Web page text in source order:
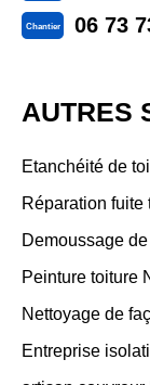
Chantier 06 73
AUTRES
Etanchéité de
Réparation fuite
Demoussage
Peinture toiture
Nettoyage de
Entreprise